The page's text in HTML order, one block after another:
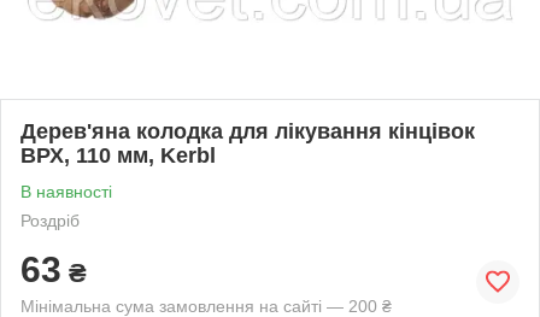
Дерев'яна колодка для лікування кінцівок
ВРХ, 110 мм, Kerbl
В наявності
Роздріб
63 ₴
Мінімальна сума замовлення на сайті — 200 ₴